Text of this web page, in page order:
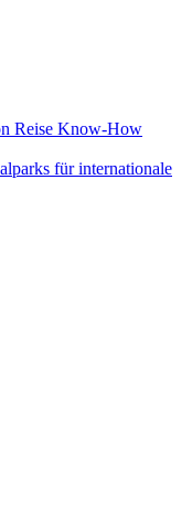
Reise Know-How
für internationale